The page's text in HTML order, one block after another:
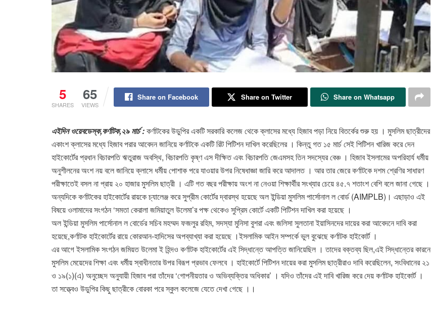
5
SHARES
65
VIEWS
Share on Facebook Share on Twitter Share on Whatsapp
এইদিন ওয়েবডেস্ক,কর্ণাটক,২৯ মার্চ :কর্ণাটকের উডুপির একটি সরকারি কলেজ থেকে ক্লাসের মধ্যে হিজাব পড়া নিয়ে বিতর্কের শুরু হয় । মুসলিম ছাত্রীদের
একাংশ ক্লাসের মধ্যে হিজাব পরার আবেদন জানিয়ে কর্ণাটকে একটি রিট পিটিশন দাখিল করেছিলের । কিন্তু গত ১৫ মার্চ সেই পিটিশন খারিজ করে দেন
হাইকোর্টের প্রধান বিচারপতি ঋতুরাজ অবস্থি, বিচারপতি কৃষ্ণ এস দীক্ষিত এবং বিচারপতি জেএমসহ তিন সদস্যের বেঞ্চ । হিজাব ইসলামের অপরিহার্য ধর্মীয়
অনুশীলনের অংশ নয় বলে জানিয়ে ক্লাসে ধর্মীয় পোশাক পরে যাওয়ার উপর নিষেধাজ্ঞা জারি করে আদালত । আর তার জেরে কর্ণাটকে দশম শ্রেণির সাধারণ
পরীক্ষাতেই বসল না প্রায় ২০ হাজার মুসলিম ছাত্রী । এটি গত বছর পরীক্ষায় অংশ না নেওয়া শিক্ষার্থীর সংখ্যার চেয়ে ৪৫.৭ শতাংশ বেশি বলে জানা গেছে ।
অন্যদিকে কর্ণাটকের হাইকোর্টের রায়কে চ্যালেঞ্জ করে সুপ্রীম কোর্টের দ্বারস্থ হয়েছে অল ইন্ডিয়া মুসলিম পার্সোনাল ল বোর্ড (AIMPLB)। এছাড়াও এই
বিষয়ে ওলামাদের সংগঠন ‘সমতা কেরালা জমিয়াতুল উলেমা’র পক্ষ থেকেও সুপ্রিম কোর্টে একটি পিটিশন দাখিল করা হয়েছে ।
অল ইন্ডিয়া মুসলিম পার্সোনাল ল বোর্ডের সচিব মহম্মদ ফজলুর রহিম, সদস্যা মুনিসা বুশরা এবং জলিসা সুলতানা ইয়াসিনদের দায়ের করা আবেদনে দাবি করা
হয়েছে,কর্ণাটক হাইকোর্টের রায়ে কোরআন-হাদিসের অপব্যাখ্যা করা হয়েছে ।ইসলামিক আইন সম্পর্কে ভুল বুঝেছে কর্ণাটক হাইকোর্ট ।
এর আগে ইসলামিক সংগঠন জমিয়ত উলেমা ই হিন্দও কর্ণাটক হাইকোর্টের এই সিদ্ধান্তে আপত্তি জানিয়েছিল । তাদের বক্তব্য ছিল,এই সিদ্ধান্তের কারনে
মুসলিম মেয়েদের শিক্ষা এবং ধর্মীয় স্বাধীনতার উপর বিরূপ প্রভাব ফেলবে । হাইকোর্টে পিটিশন দায়ের করা মুসলিম ছাত্রীরাও দাবি করেছিলেন, সংবিধানের ২১
ও ১৯(১)(এ) অনুচ্ছেদ অনুযায়ী হিজাব পরা তাঁদের ‘গোপনীয়তার ও অভিব্যক্তির অধিকার’ । যদিও তাঁদের এই দাবি খারিজ করে দেয় কর্ণাটক হাইকোর্ট ।
তা সত্ত্বেও উডুপির কিছু ছাত্রীকে বোরকা পরে স্কুল কলেজে যেতে দেখা গেছে ।।